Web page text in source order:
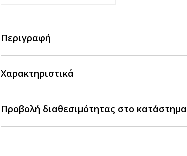
Περιγραφή
Χαρακτηριστικά
Προβολή διαθεσιμότητας στο κατάστημα